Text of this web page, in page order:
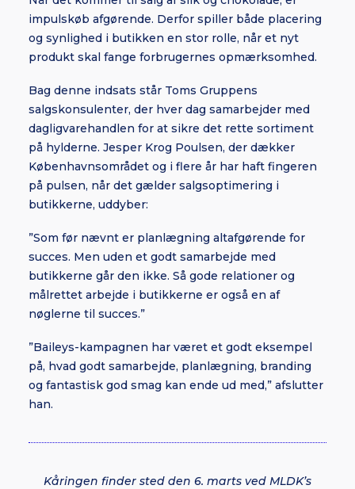
impulskøb afgørende. Derfor spiller både placering
og synlighed i butikken en stor rolle, når et nyt
produkt skal fange forbrugernes opmærksomhed.
Bag denne indsats står Toms Gruppens
salgskonsulenter, der hver dag samarbejder med
dagligvarehandlen for at sikre det rette sortiment
på hylderne. Jesper Krog Poulsen, der dækker
Københavnsområdet og i flere år har haft fingeren
på pulsen, når det gælder salgsoptimering i
butikkerne, uddyber:
”Som før nævnt er planlægning altafgørende for
succes. Men uden et godt samarbejde med
butikkerne går den ikke. Så gode relationer og
målrettet arbejde i butikkerne er også en af
nøglerne til succes.”
”Baileys-kampagnen har været et godt eksempel
på, hvad godt samarbejde, planlægning, branding
og fantastisk god smag kan ende ud med,” afslutter
han.
Kåringen finder sted den 6. marts ved MLDK’s